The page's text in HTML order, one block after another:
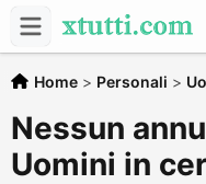
Home > Personali >
Nessun
Uomini in